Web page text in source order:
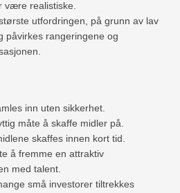
være realistiske.
utfordringen, på grunn av lav
påvirkes rangeringene og
inn uten sikkerhet.
måte å skaffe midler på.
skaffes innen kort tid.
å fremme en attraktiv
med talent.
små investorer tiltrekkes